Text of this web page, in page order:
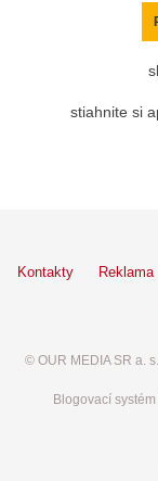
stiahnite si
Kontakty Reklama
© OUR MEDIA SR a.
Blogovací